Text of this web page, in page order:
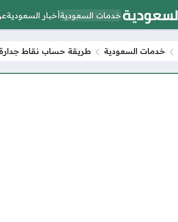
خدمات السعوديةأخبار السعودية
خدمات السعودية طريقة حساب نقاط جدارة